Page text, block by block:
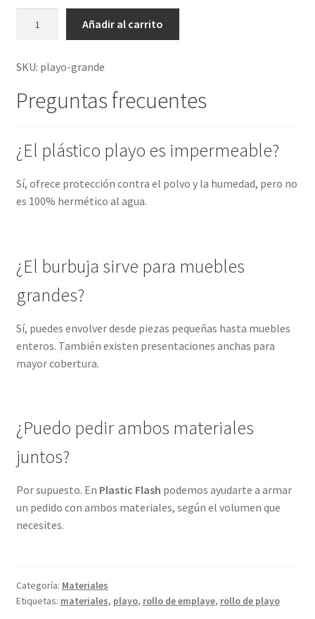
l
d
l
y
o
m
p
l
y
e
c
i
d
d
Añadir al carrito
SKU: playo-grande
Preguntas frecuentes
¿El plástico playo es impermeable?
Sí, ofrece protección contra el polvo y la humedad, pero no
es 100% hermético al agua.
¿El burbuja sirve para muebles
grandes?
Sí, puedes envolver desde piezas pequeñas hasta muebles
enteros. También existen presentaciones anchas para
mayor cobertura.
¿Puedo pedir ambos materiales
juntos?
Por supuesto. En Plastic Flash podemos ayudarte a armar
un pedido con ambos materiales, según el volumen que
necesites.
Categoría: Materiales
Etiquetas: materiales, playo, rollo de emplaye, rollo de playo